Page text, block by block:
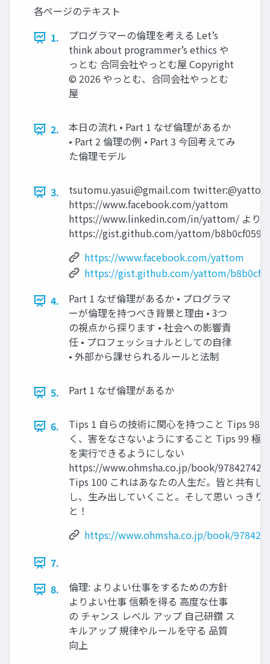
各ページのテキスト
1.
プログラマーの倫理を考える Let’s
think about programmer’s ethics や
っとむ 合同会社やっとむ屋 Copyright
© 2026 やっとむ、合同会社やっとむ
屋
2.
本日の流れ • Part 1 なぜ倫理があるか
• Part 2 倫理の例 • Part 3 今回考えてみ
た倫理モデル
3. tsutomu.yasui@gmail.com twitter:@yattom
https://www.facebook.com/yattom
https://www.linkedin.com/in/yattom/ より詳
https://gist.github.com/yattom/
https://www.facebook.com/yattom
https://gist.github.com/yattom/
4.
Part 1 なぜ倫理があるか • プログラマ
ーが倫理を持つべき背景と理由 • 3つ
の視点から探ります • 社会への影響責
任 • プロフェッショナルとしての自律
• 外部から課せられるルールと法制
5. Part 1 なぜ倫理があるか
6.
Tips 1 自らの技術に関心を持つこと Tips 98
く、害をなさないようにすること Tips 99 極
を実行できるようにしない
https://www.ohmsha.co.jp/book/
Tips 100 これはあなたの人生だ。皆と共有し
し、生み出していくこと。そして思い っきり
と！
https://www.ohmsha.co.jp/book/
7.
8.
倫理: よりよい仕事をするための方針
よりよい仕事 信頼を得る 高度な仕事
の チャンス レベル アップ 自己研鑽 ス
キルアップ 規律やルールを守る 品質
向上